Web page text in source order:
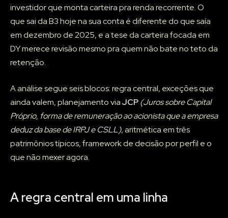
investidor que monta carteira pra renda recorrente. O
que sai da B3 hoje na sua conta é diferente do que saía
em dezembro de 2025, e a tese da carteira focada em
DY merece revisão mesmo pra quem não bate no teto da
retenção.
A análise segue seis blocos: regra central, exceções que
ainda valem, planejamento viaJCP(Juros sobre Capital
Próprio, forma de remuneração ao acionista que a empresa
deduz da base de IRPJ e CSLL), aritmética em três
patrimônios típicos, framework de decisão por perfil e o
que não mexer agora.
A regra central em uma linha